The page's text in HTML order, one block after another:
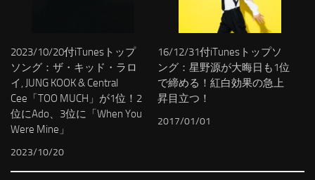
2023/10/20付iTunesトップ
ソング：ザ・キッド・ラロ
イ, JUNG KOOK & Central
Cee「TOO MUCH」が1位！2
位にAdo、3位に「When You
Were Mine」
2023/10/20
16/12/31付iTunesトップソ
ング：星野源が大晦日も1位
で締める！紅白効果の急上
昇目立つ！
2017/01/01